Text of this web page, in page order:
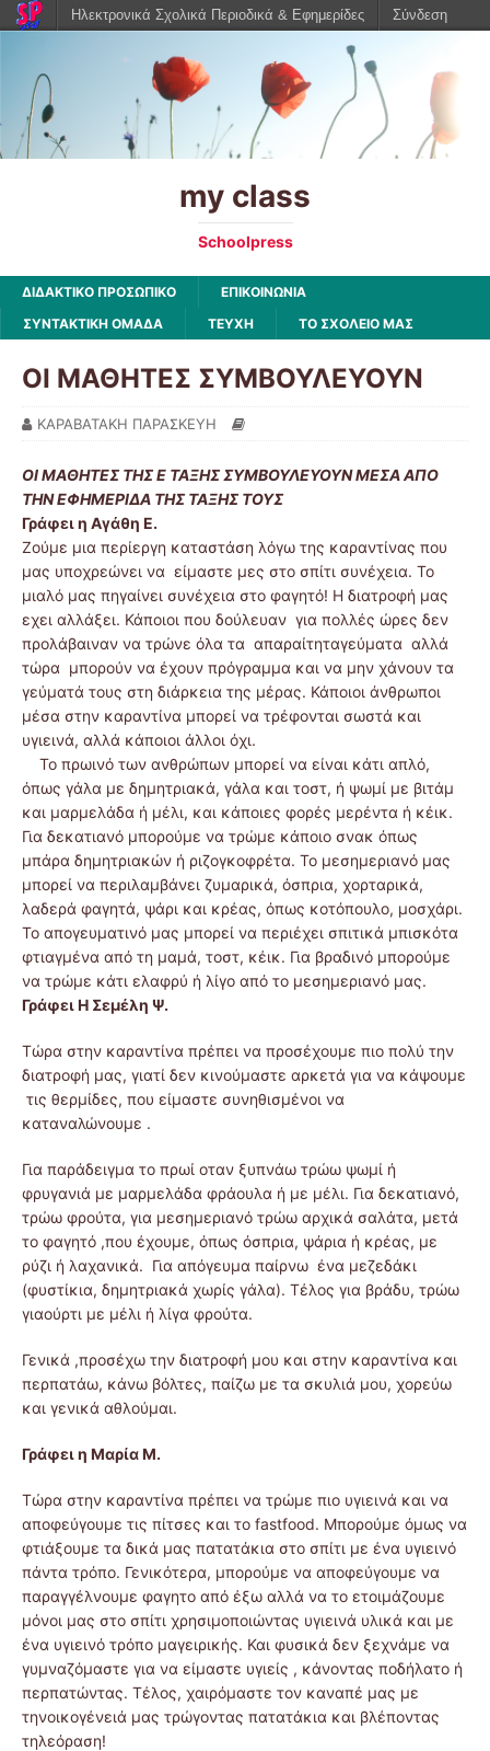
my class
Schoolpress
ΔΙΔΑΚΤΙΚΟ ΠΡΟΣΩΠΙΚΟ
ΕΠΙΚΟΙΝΩΝΙΑ
ΣΥΝΤΑΚΤΙΚΗ ΟΜΑΔΑ
ΤΕΥΧΗ ΤΟ ΣΧΟΛΕΙΟ ΜΑΣ
ΟΙ ΜΑΘΗΤΕΣ ΣΥΜΒΟΥΛΕΥΟΥΝ
ΚΑΡΑΒΑΤΑΚΗ ΠΑΡΑΣΚΕΥΗ
ΟΙ ΜΑΘΗΤΕΣ ΤΗΣ Ε ΤΑΞΗΣ ΣΥΜΒΟΥΛΕΥΟΥΝ ΜΕΣΑ ΑΠΟ
ΤΗΝ ΕΦΗΜΕΡΙΔΑ ΤΗΣ ΤΑΞΗΣ ΤΟΥΣ
Γράφει η Αγάθη Ε.
Ζούμε μια περίεργη καταστάση λόγω της καραντίνας που
μας υποχρεώνει να είμαστε μες στο σπίτι συνέχεια. Το
μιαλό μας πηγαίνει συνέχεια στο φαγητό! Η διατροφή μας
εχει αλλάξει. Κάποιοι που δούλευαν για πολλές ώρες δεν
προλάβαιναν να τρώνε όλα τα απαραίτηταγεύματα αλλά
τώρα μπορούν να έχουν πρόγραμμα και να μην χάνουν τα
γεύματά τους στη διάρκεια της μέρας. Κάποιοι άνθρωποι
μέσα στην καραντίνα μπορεί να τρέφονται σωστά και
υγιεινά, αλλά κάποιοι άλλοι όχι.
Το πρωινό των ανθρώπων μπορεί να είναι κάτι απλό,
όπως γάλα με δημητριακά, γάλα και τοστ, ή ψωμί με βιτάμ
και μαρμελάδα ή μέλι, και κάποιες φορές μερέντα ή κέικ.
Για δεκατιανό μπορούμε να τρώμε κάποιο σνακ όπως
μπάρα δημητριακών ή ριζογκοφρέτα. Το μεσημεριανό μας
μπορεί να περιλαμβάνει ζυμαρικά, όσπρια, χορταρικά,
λαδερά φαγητά, ψάρι και κρέας, όπως κοτόπουλο, μοσχάρι.
Το απογευματινό μας μπορεί να περιέχει σπιτικά μπισκότα
φτιαγμένα από τη μαμά, τοστ, κέικ. Για βραδινό μπορούμε
να τρώμε κάτι ελαφρύ ή λίγο από το μεσημεριανό μας.
Γράφει Η Σεμέλη Ψ.
Τώρα στην καραντίνα πρέπει να προσέχουμε πιο πολύ την
διατροφή μας, γιατί δεν κινούμαστε αρκετά για να κάψουμε
τις θερμίδες, που είμαστε συνηθισμένοι να
καταναλώνουμε .
Για παράδειγμα το πρωί οταν ξυπνάω τρώω ψωμί ή
φρυγανιά με μαρμελάδα φράουλα ή με μέλι. Για δεκατιανό,
τρώω φρούτα, για μεσημεριανό τρώω αρχικά σαλάτα, μετά
το φαγητό ,που έχουμε, όπως όσπρια, ψάρια ή κρέας, με
ρύζι ή λαχανικά. Για απόγευμα παίρνω ένα μεζεδάκι
(φυστίκια, δημητριακά χωρίς γάλα). Τέλος για βράδυ, τρώω
γιαούρτι με μέλι ή λίγα φρούτα.
Γενικά ,προσέχω την διατροφή μου και στην καραντίνα και
περπατάω, κάνω βόλτες, παίζω με τα σκυλιά μου, χορεύω
και γενικά αθλούμαι.
Γράφει η Μαρία Μ.
Τώρα στην καραντίνα πρέπει να τρώμε πιο υγιεινά και να
αποφεύγουμε τις πίτσες και το fastfood. Μπορούμε όμως να
φτιάξουμε τα δικά μας πατατάκια στο σπίτι με ένα υγιεινό
πάντα τρόπο. Γενικότερα, μπορούμε να αποφεύγουμε να
παραγγέλνουμε φαγητο από έξω αλλά να το ετοιμάζουμε
μόνοι μας στο σπίτι χρησιμοποιώντας υγιεινά υλικά και με
ένα υγιεινό τρόπο μαγειρικής. Και φυσικά δεν ξεχνάμε να
γυμναζόμαστε για να είμαστε υγιείς , κάνοντας ποδήλατο ή
περπατώντας. Τέλος, χαιρόμαστε τον καναπέ μας με
τηνοικογένειά μας τρώγοντας πατατάκια και βλέποντας
τηλεόραση!
Ηλεκτρονικά Σχολικά Περιοδικά & Εφημερίδες Σύνδεση